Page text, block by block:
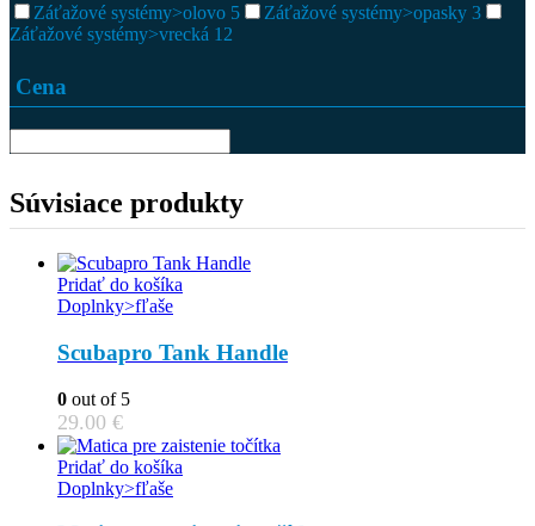
Záťažové systémy>olovo 5 Záťažové systémy>opasky 3
Záťažové systémy>vrecká 12
Cena
Súvisiace produkty
Pridať do košíka
Doplnky>fľaše
Scubapro Tank Handle
0 out of 5
29.00 €
Pridať do košíka
Doplnky>fľaše